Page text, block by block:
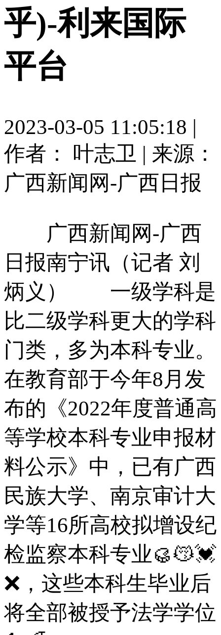
乎)-利来国际
平台
2023-03-05 11:05:18 |
作者： 叶志卫 | 来源：
广西新闻网-广西日报
广西新闻网-广西
日报南宁讯（记者 刘
炳义） 一级学科是
比二级学科更大的学科
门类，多为本科专业。
在教育部于今年8月发
布的《2022年度普通高
等学校本科专业申报材
料公示》中，已有广西
民族大学、南京审计大
学等16所高校拟增设纪
检监察本科专业🥮😽💓
❌，这些本科生毕业后
将全部被授予法学学位